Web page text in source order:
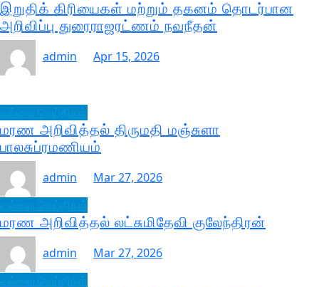
இறுதிக் கிரியைகள் மற்றும் தகனம் தொடர்பான
அறிவிப்பு துரைராஜரட்ணம் நவநீதன்
admin
Apr 15, 2026
மரண அறிவித்தல் திருமதி மஞ்சுளா
பாலசுப்ரமணியம்
admin
Mar 27, 2026
மரண அறிவித்தல் லட்சுமிதேவி குலேந்திரன்
admin
Mar 27, 2026